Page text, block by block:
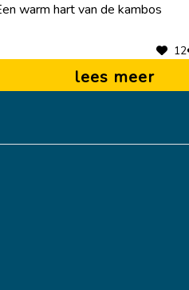
warm hart van de kambos
12
lees meer